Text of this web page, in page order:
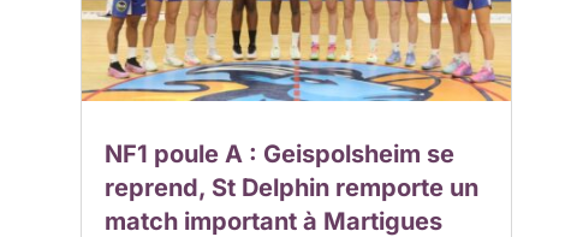
NF1 poule A : Geispolsheim se
reprend, St Delphin remporte un
match important à Martigues